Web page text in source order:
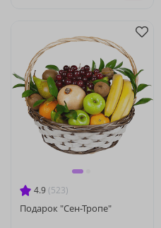
4.9 (523)
Подарок "Сен-Тропе"